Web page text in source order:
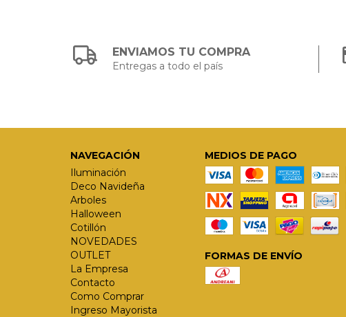
ENVIAMOS TU COMPRA
Entregas a todo el país
NAVEGACIÓN
Iluminación
Deco Navideña
Arboles
Halloween
Cotillón
NOVEDADES
OUTLET
La Empresa
Contacto
Como Comprar
Ingreso Mayorista
MEDIOS DE PAGO
FORMAS DE ENVÍO